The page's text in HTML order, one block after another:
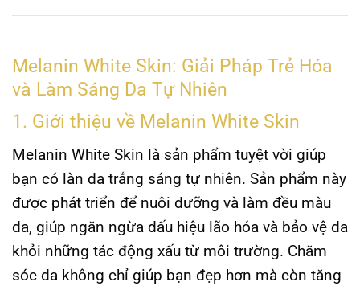
Melanin White Skin: Giải Pháp Trẻ Hóa
và Làm Sáng Da Tự Nhiên
1. Giới thiệu về Melanin White Skin
Melanin White Skin là sản phẩm tuyệt vời giúp
bạn có làn da trắng sáng tự nhiên. Sản phẩm này
được phát triển để nuôi dưỡng và làm đều màu
da, giúp ngăn ngừa dấu hiệu lão hóa và bảo vệ da
khỏi những tác động xấu từ môi trường. Chăm
sóc da không chỉ giúp bạn đẹp hơn mà còn tăng